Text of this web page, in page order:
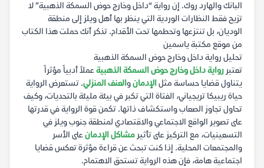
البانك والهارد روك. إن رواية “داخل وخارج حوض السمكة الذهبية” لا
تزيح فقط النظارات الوردية التي ينظر بها أهل ويلز إلى منطقة
الوديان، بل تنتزعها وتحطمها تحت الأقدام. تذكر أنك حملت هذا الكتاب
من موقع مكتبة ياسمين
تحليل رواية داخل وخارج حوض السمكة الذهبية
تعتبر رواية داخل وخارج حوض السمكة الذهبيةعملاً أدبياً مؤثراً
يتناول قضايا حساسة مثلالإدمانوالعنف المنزلي. تستعرض الرواية
حياة ريبيكا تريجياني، الفتاة التي تكبر في بيئة مليئة بالتحديات، وكيف
تحاول تجاوز الصعاب واستكشاف ذاتها. تكمن قوة الرواية في قدرتها
على تصوير الواقع الاجتماعي والاقتصادي لمنطقة جنوب ويلز في
التسعينيات، مع التركيز على تأثير مشاكل الإدمانعلى الأسر
والمجتمعات المحلية. إذا كنت تبحث عن قراءة مؤثرة تعكس قضايا
اجتماعية هامة، فإن هذه الرواية تستحق الاهتمام.